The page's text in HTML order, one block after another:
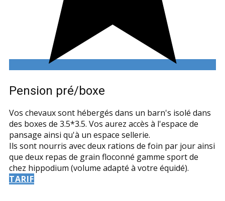
Pension pré/boxe
Vos chevaux sont hébergés dans un barn's isolé dans
des boxes de 3.5*3.5. Vos aurez accès à l'espace de
pansage ainsi qu'à un espace sellerie.
Ils sont nourris avec deux rations de foin par jour ainsi
que deux repas de grain floconné gamme sport de
chez hippodium (volume adapté à votre équidé).
TARIF